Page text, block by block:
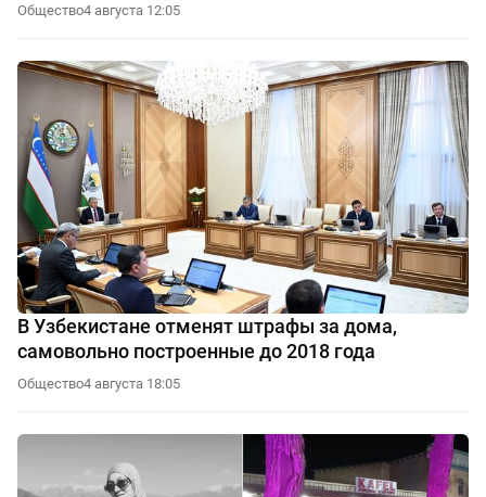
Общество4 августа 12:05
В Узбекистане отменят штрафы за дома,
самовольно построенные до 2018 года
Общество4 августа 18:05